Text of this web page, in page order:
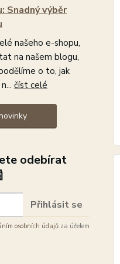
Snadný výběr
našeho e-shopu,
na našem blogu,
o to, jak
číst celé
odebírat
Přihlásit se
osobních údajů za účelem